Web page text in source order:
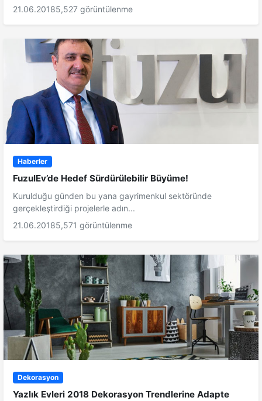
21.06.20185,527 görüntülenme
Haberler
FuzulEv’de Hedef Sürdürülebilir Büyüme!
Kurulduğu günden bu yana gayrimenkul sektöründe
gerçekleştirdiği projelerle adın...
21.06.20185,571 görüntülenme
Dekorasyon
Yazlık Evleri 2018 Dekorasyon Trendlerine Adapte